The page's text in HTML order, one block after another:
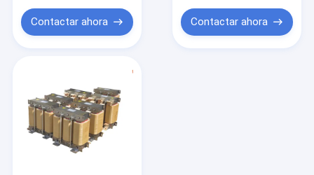
Productos
Sobre nosotros
Contacto
Three Phase Reactor
Contactar ahora Contactar ahora